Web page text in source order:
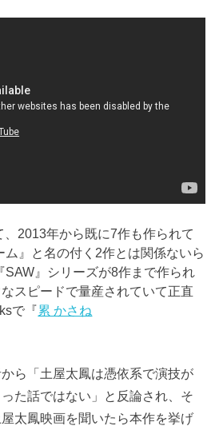
、2013年から既に7作も作られて
ム』と名の付く2作とは関係ないら
SAW』シリーズが8作まで作られ
スピードで量産されていて正直
で『累 かさね
ら「土屋太鳳は憑依系で演技が
た話ではない」と反論され、そ
太鳳映画を聞いたら本作を挙げ